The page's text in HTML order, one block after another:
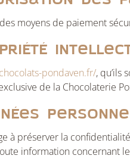
moyens de paiement
pondaven.fr/, qu’ils
de la Chocolaterie
à préserver la
information concernant